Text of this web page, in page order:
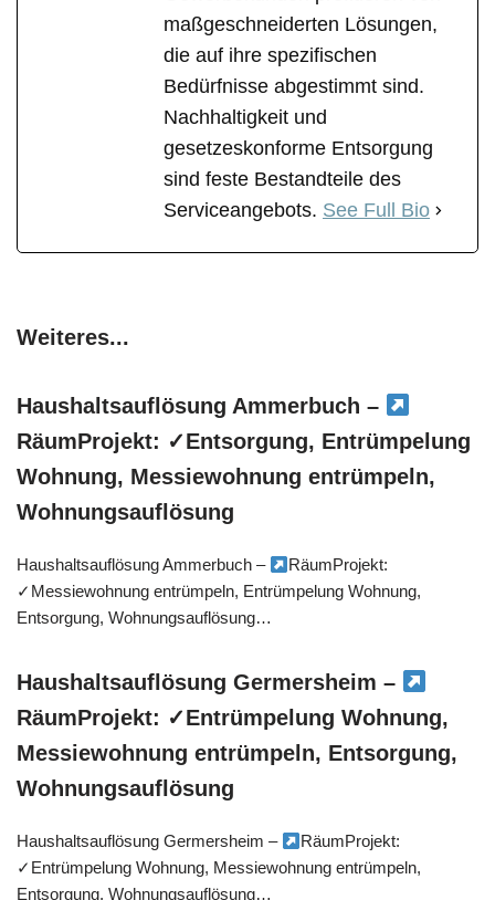
maßgeschneiderten Lösungen,
die auf ihre spezifischen
Bedürfnisse abgestimmt sind.
Nachhaltigkeit und
gesetzeskonforme Entsorgung
sind feste Bestandteile des
Serviceangebots. See Full Bio
Weiteres...
Haushaltsauflösung Ammerbuch –
RäumProjekt: ✓Entsorgung, Entrümpelung
Wohnung, Messiewohnung entrümpeln,
Wohnungsauflösung
Haushaltsauflösung Ammerbuch –
RäumProjekt:
✓Messiewohnung entrümpeln, Entrümpelung Wohnung,
Entsorgung, Wohnungsauflösung…
Haushaltsauflösung Germersheim –
RäumProjekt: ✓Entrümpelung Wohnung,
Messiewohnung entrümpeln, Entsorgung,
Wohnungsauflösung
Haushaltsauflösung Germersheim –
RäumProjekt:
✓Entrümpelung Wohnung, Messiewohnung entrümpeln,
Entsorgung, Wohnungsauflösung…